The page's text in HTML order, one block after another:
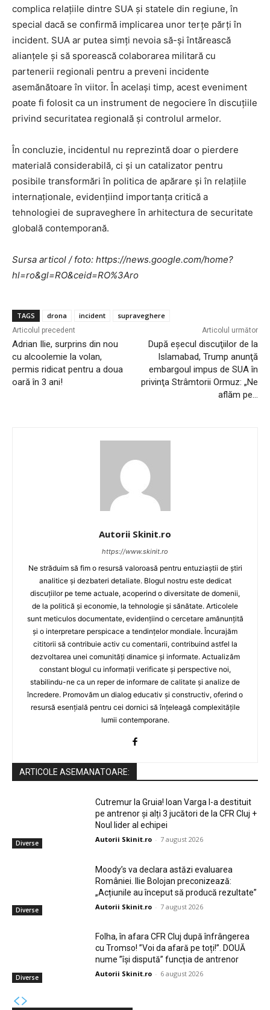
complica relațiile dintre SUA și statele din regiune, în
special dacă se confirmă implicarea unor terțe părți în
incident. SUA ar putea simți nevoia să-și întărească
alianțele și să sporească colaborarea militară cu
partenerii regionali pentru a preveni incidente
asemănătoare în viitor. În același timp, acest eveniment
poate fi folosit ca un instrument de negociere în discuțiile
privind securitatea regională și controlul armelor.
În concluzie, incidentul nu reprezintă doar o pierdere
materială considerabilă, ci și un catalizator pentru
posibile transformări în politica de apărare și în relațiile
internaționale, evidențiind importanța critică a
tehnologiei de supraveghere în arhitectura de securitate
globală contemporană.
Sursa articol / foto: https://news.google.com/home?
hl=ro&gl=RO&ceid=RO%3Aro
TAGS drona incident supraveghere
Articolul precedent
Adrian Ilie, surprins din nou
cu alcoolemie la volan,
permis ridicat pentru a doua
oară în 3 ani!
Articolul următor
După eşecul discuţiilor de la
Islamabad, Trump anunţă
embargoul impus de SUA în
privinţa Strâmtorii Ormuz: „Ne
aflăm pe…
Autorii Skinit.ro
https://www.skinit.ro
Ne străduim să fim o resursă valoroasă pentru entuziaștii de știri
analitice și dezbateri detaliate. Blogul nostru este dedicat
discuțiilor pe teme actuale, acoperind o diversitate de domenii,
de la politică și economie, la tehnologie și sănătate. Articolele
sunt meticulos documentate, evidențiind o cercetare amănunțită
și o interpretare perspicace a tendințelor mondiale. Încurajăm
cititorii să contribuie activ cu comentarii, contribuind astfel la
dezvoltarea unei comunități dinamice și informate. Actualizăm
constant blogul cu informații verificate și perspective noi,
stabilindu-ne ca un reper de informare de calitate și analize de
încredere. Promovăm un dialog educativ și constructiv, oferind o
resursă esențială pentru cei dornici să înțeleagă complexitățile
lumii contemporane.
ARTICOLE ASEMANATOARE:
Diverse
Cutremur la Gruia! Ioan Varga l-a destituit
pe antrenor și alți 3 jucători de la CFR Cluj +
Noul lider al echipei
Autorii Skinit.ro - 7 august 2026
Diverse
Moody’s va declara astăzi evaluarea
României. Ilie Bolojan preconizează:
„Acțiunile au început să producă rezultate”
Autorii Skinit.ro - 7 august 2026
Diverse
Folha, în afara CFR Cluj după înfrângerea
cu Tromso! ”Voi da afară pe toți!”. DOUĂ
nume ”își dispută” funcția de antrenor
Autorii Skinit.ro - 6 august 2026